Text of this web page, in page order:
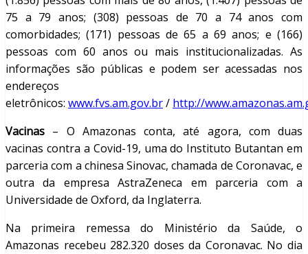
75 a 79 anos; (308) pessoas de 70 a 74 anos com
comorbidades; (171) pessoas de 65 a 69 anos; e (166)
pessoas com 60 anos ou mais institucionalizadas. As
informações são públicas e podem ser acessadas nos
endereços
eletrônicos: www.fvs.am.gov.br/ http://
Vacinas – O Amazonas conta, até agora, com duas
vacinas contra a Covid-19, uma do Instituto Butantan em
parceria com a chinesa Sinovac, chamada de Coronavac, e
outra da empresa AstraZeneca em parceria com a
Universidade de Oxford, da Inglaterra.
Na primeira remessa do Ministério da Saúde, o
Amazonas recebeu 282.320 doses da Coronavac. No dia